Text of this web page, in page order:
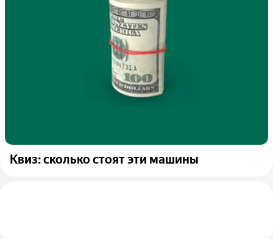
Квиз: сколько стоят эти машины